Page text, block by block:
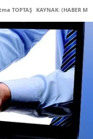
TOPTAŞ KAYNAK: (HABER